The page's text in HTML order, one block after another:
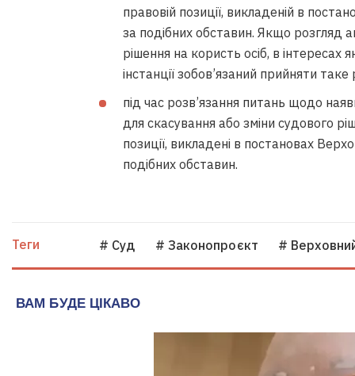
правовій позиції, викладеній в
за подібних обставин. Якщо розгляд
рішення на користь осіб, в інтересах
інстанції зобов’язаний прийняти таке
під час розв’язання питань щодо
для скасування або зміни судового
позиції, викладені в постановах
подібних обставин.
Теги # Суд # Законопроєкт #